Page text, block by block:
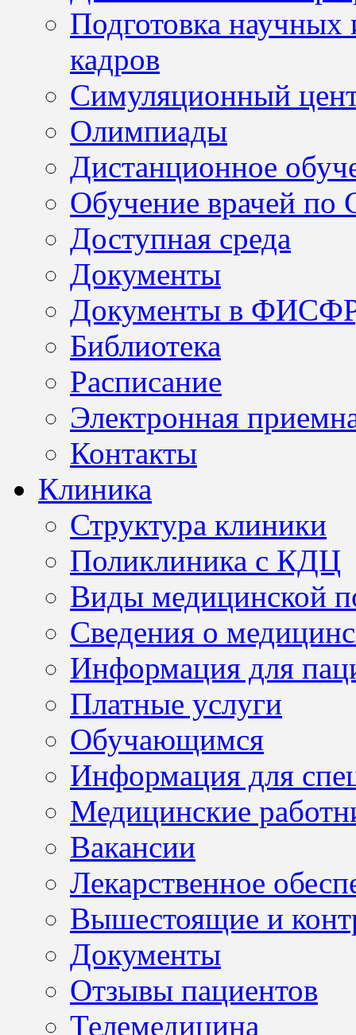
Подготовка научных
кадров
Симуляционный
Олимпиады
Дистанционное
Обучение врачей по
Доступная среда
Документы
Документы в
Библиотека
Расписание
Электронная
Контакты
Клиника
Структура клиники
Поликлиника с КДЦ
Виды медицинской
Сведения о
Информация для
Платные услуги
Обучающимся
Информация для
Медицинские
Вакансии
Лекарственное
Вышестоящие и
Документы
Отзывы пациентов
Телемедицина